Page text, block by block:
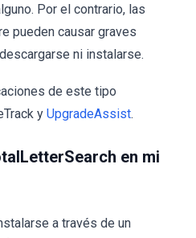
Por el contrario, las
pueden causar graves
ni instalarse.
de este tipo
y UpgradeAssist.
en mi
a través de un